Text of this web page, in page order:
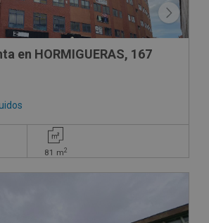
en HORMIGUERAS, 167
81 m2